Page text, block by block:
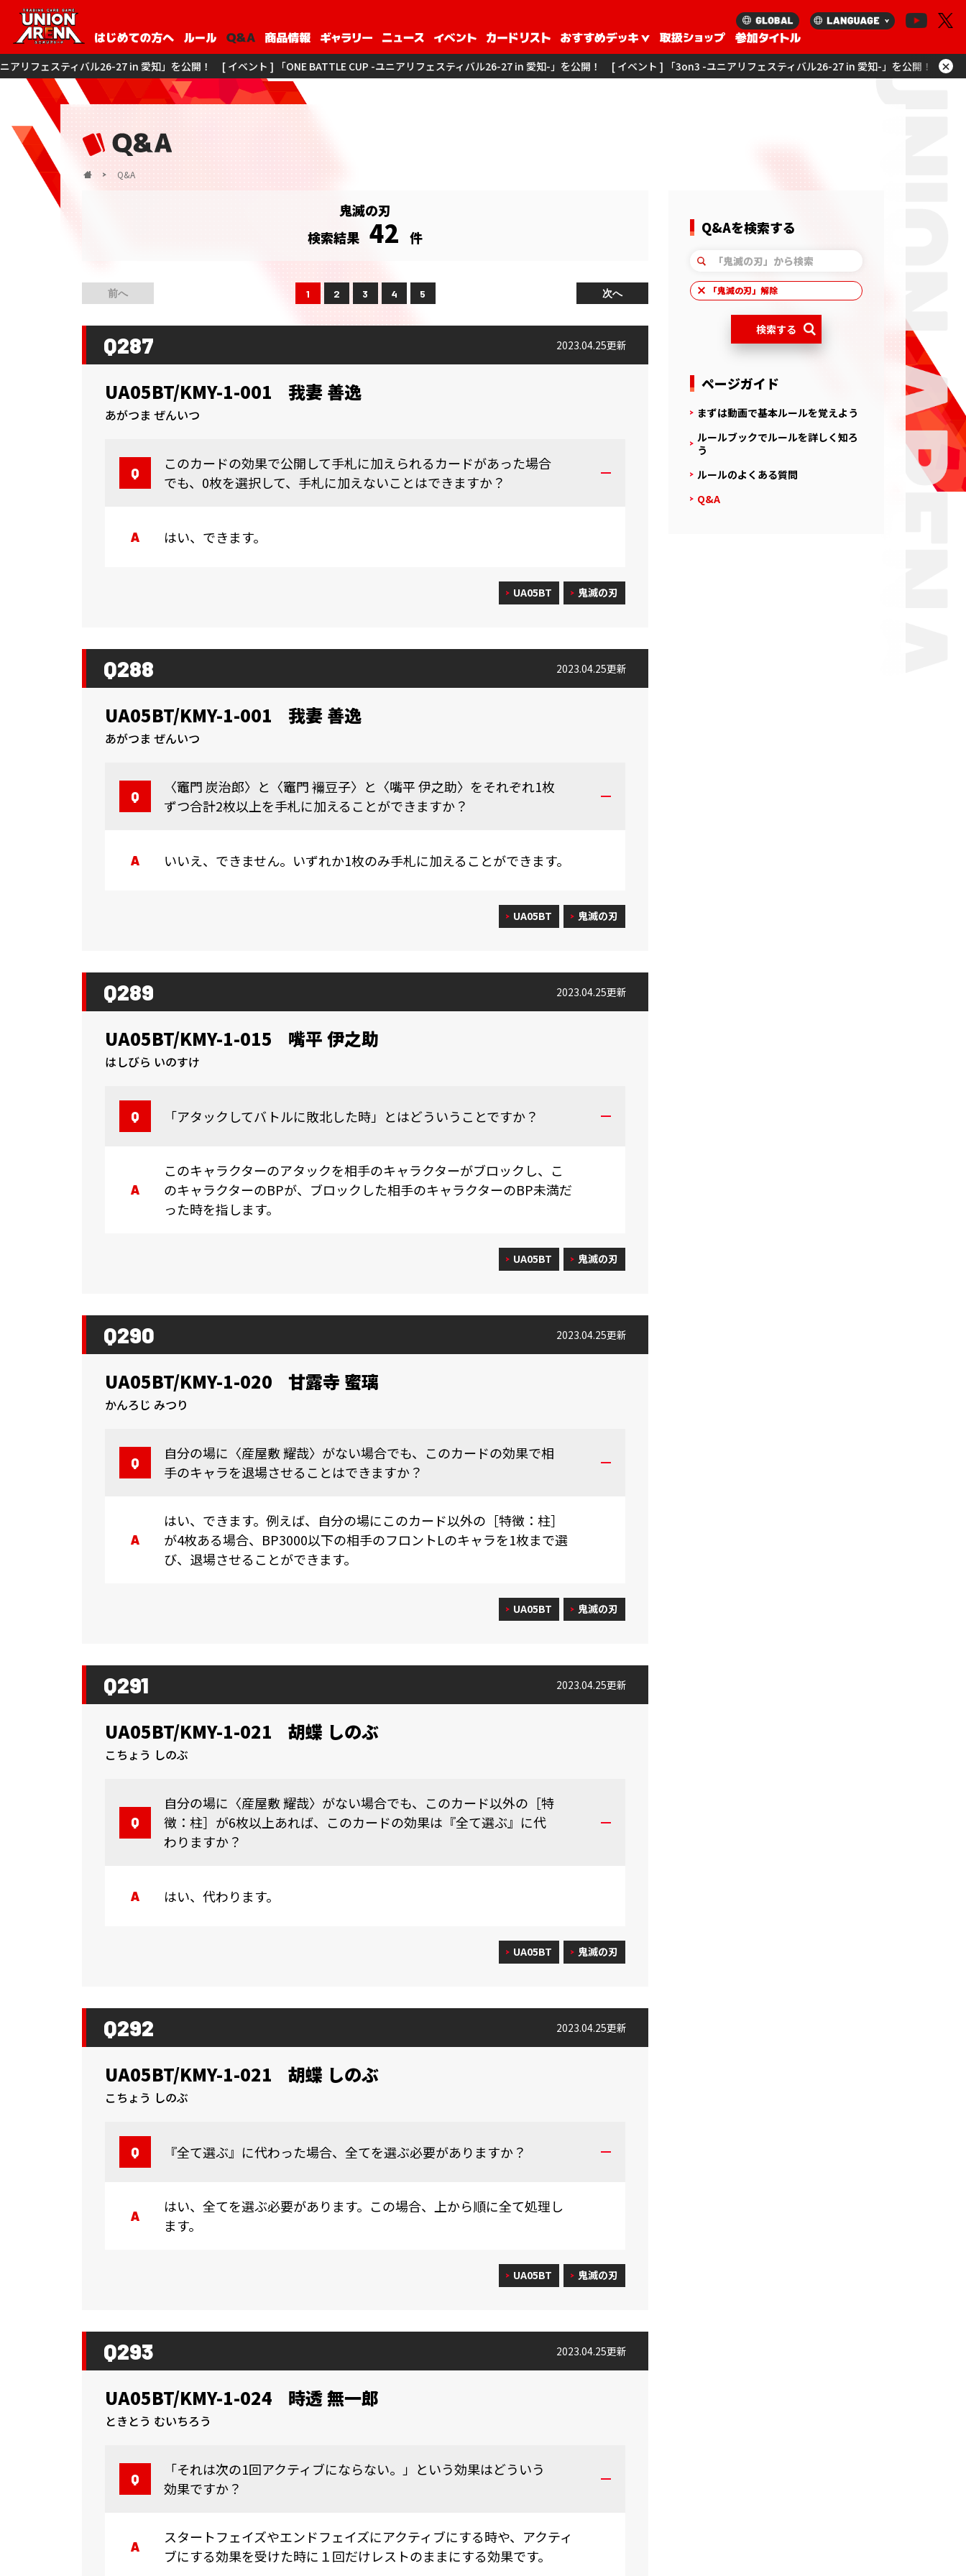
in 愛知」を公開！ [ イベント ] 「ONE BATTLE CUP -ユニアリフェスティバル26-27 in 愛知-」を公開！ [ イベント ] 「3on3 -ユニアリフェスティバル26-27 in 愛知-」を公開！ [ イベント ] 「ユニアリツアー
×
Q&A
Q&Aを検索する
「鬼滅の刃 」解除
ページガイド
まずは動画で基本ルールを覚えよう
ルールブックでルールを詳しく知ろ
う
ルールのよくある質問
Q&A
鬼滅の刃
検索結果 42 件
前へ 1 2 3 4 5 次へ
Q287 2023.04.25更新
UA05BT/KMY-1-001 我妻 善逸
あがつま ぜんいつ
このカードの効果で公開して手札に加えられるカードがあった場合
でも、0枚を選択して、手札に加えないことはできますか？
はい、できます。
UA05BT 鬼滅の刃
Q288 2023.04.25更新
UA05BT/KMY-1-001 我妻 善逸
あがつま ぜんいつ
〈竈門 炭治郎〉と〈竈門 襧豆子〉と〈嘴平 伊之助〉をそれぞれ1枚
ずつ合計2枚以上を手札に加えることができますか？
いいえ、できません。いずれか1枚のみ手札に加えることができます。
UA05BT 鬼滅の刃
Q289 2023.04.25更新
UA05BT/KMY-1-015 嘴平 伊之助
はしびら いのすけ
「アタックしてバトルに敗北した時」とはどういうことですか？
このキャラクターのアタックを相手のキャラクターがブロックし、こ
のキャラクターのBPが、ブロックした相手のキャラクターのBP未満だ
った時を指します。
UA05BT 鬼滅の刃
Q290 2023.04.25更新
UA05BT/KMY-1-020 甘露寺 蜜璃
かんろじ みつり
自分の場に〈産屋敷 耀哉〉がない場合でも、このカードの効果で相
手のキャラを退場させることはできますか？
はい、できます。例えば、自分の場にこのカード以外の［特徴：柱］
が4枚ある場合、BP3000以下の相手のフロントLのキャラを1枚まで選
び、退場させることができます。
UA05BT 鬼滅の刃
Q291 2023.04.25更新
UA05BT/KMY-1-021 胡蝶 しのぶ
こちょう しのぶ
自分の場に〈産屋敷 耀哉〉がない場合でも、このカード以外の［特
徴：柱］が6枚以上あれば、このカードの効果は『全て選ぶ』に代
わりますか？
はい、代わります。
UA05BT 鬼滅の刃
Q292 2023.04.25更新
UA05BT/KMY-1-021 胡蝶 しのぶ
こちょう しのぶ
『全て選ぶ』に代わった場合、全てを選ぶ必要がありますか？
はい、全てを選ぶ必要があります。この場合、上から順に全て処理し
ます。
UA05BT 鬼滅の刃
Q293 2023.04.25更新
UA05BT/KMY-1-024 時透 無一郎
ときとう むいちろう
「それは次の1回アクティブにならない。」という効果はどういう
効果ですか？
スタートフェイズやエンドフェイズにアクティブにする時や、アクティ
ブにする効果を受けた時に１回だけレストのままにする効果です。